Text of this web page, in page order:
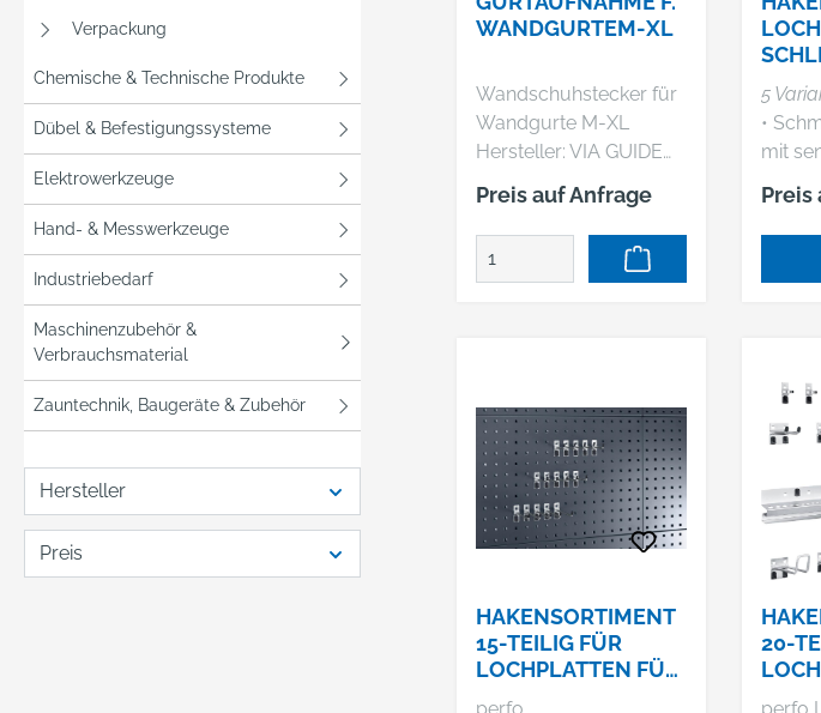
Verpackung
Chemische & Technische Produkte
Dübel & Befestigungssysteme
Elektrowerkzeuge
Hand- & Messwerkzeuge
Industriebedarf
Maschinenzubehör &
Verbrauchsmaterial
Zauntechnik, Baugeräte & Zubehör
Hersteller
Preis
WANDGURTEM-XL
Wandschuhstecker für
Wandgurte M-XL
Hersteller: VIA GUIDE
GMBH, Rönkhauser
Str.9, 59757 Arnsberg,
DE, +492932477177,
info@viaguide.de
Preis auf Anfrage
5
•
mit
Preis
HAKENSORTIMENT
15-TEILIG FÜR
LOCHPLATTEN FÜR
LOCHPLATTEN
20-